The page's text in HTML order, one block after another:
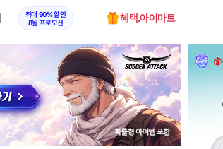
최대 90% 할인
8월 프로모션
혜택.아이마트